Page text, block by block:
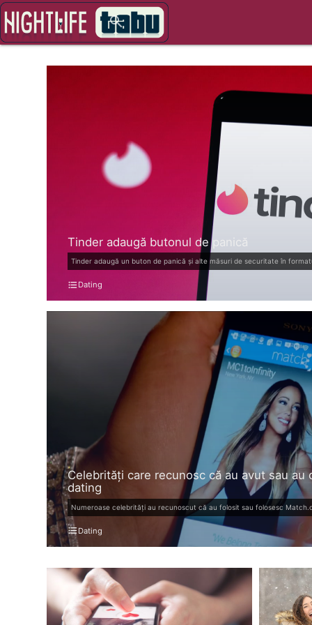
search
Tinder adaugă butonul de panică
Tinder adaugă un buton de panică și alte măsuri de securitate în
format_list_bulletedDating
Celebrități care recunosc că au avut sau au
dating
format_list_bulletedDating